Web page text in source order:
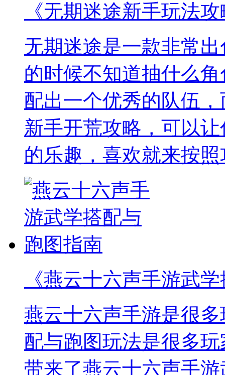
《无期迷途新手玩法
无期迷途是一款非常
的时候不知道抽什么
配出一个优秀的队伍
新手开荒攻略，可以
的乐趣，喜欢就来按
《燕云十六声手游武
燕云十六声手游是很
配与跑图玩法是很多
带来了燕云十六声手